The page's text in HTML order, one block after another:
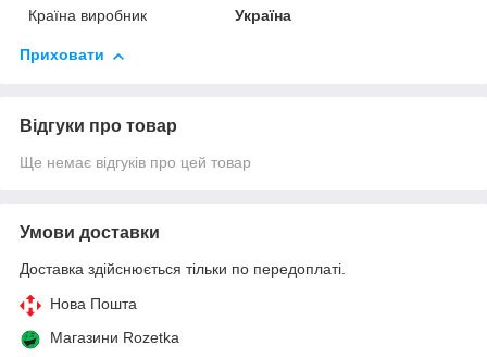
Країна виробник
Україна
Приховати
Відгуки про товар
Ще немає відгуків про цей товар
Умови доставки
Доставка здійснюється тільки по передоплаті.
Нова Пошта
Магазини Rozetka